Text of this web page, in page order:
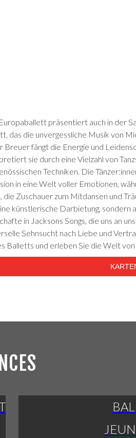
präsentiert auch in der
das die unvergessliche Musik von
Breuer fängt die Energie und
sie durch eine Vielzahl von
Techniken. Die
in eine Welt voller Emotionen,
die Zuschauer zum Mitdansen und
künstlerische Darbietung, sondern
in Jacksons Songs, die uns an
Sehnsucht nach Liebe und
Balletts und erleben Sie die Welt